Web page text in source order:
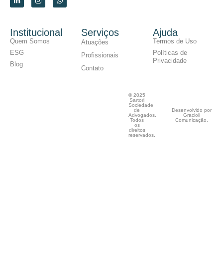
Institucional
Quem Somos
ESG
Blog
Serviços
Atuações
Profissionais
Contato
Ajuda
Termos de Uso
Políticas de
Privacidade
© 2025
Sartori
Sociedade
de
Advogados.
Todos
os
direitos
reservados.
Desenvolvido por
Gracioli
Comunicação.